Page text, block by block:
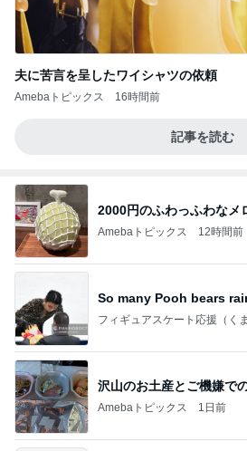
夫に苦言を呈したワイシャツの依頼
Amebaトピックス 16時間前
記事を読む
2000円のふわっふわなメ
Amebaトピックス 12時間前
So many Pooh bears
フィギュアスケート応援（く
沢山のお土産とご機嫌で
Amebaトピックス 1日前